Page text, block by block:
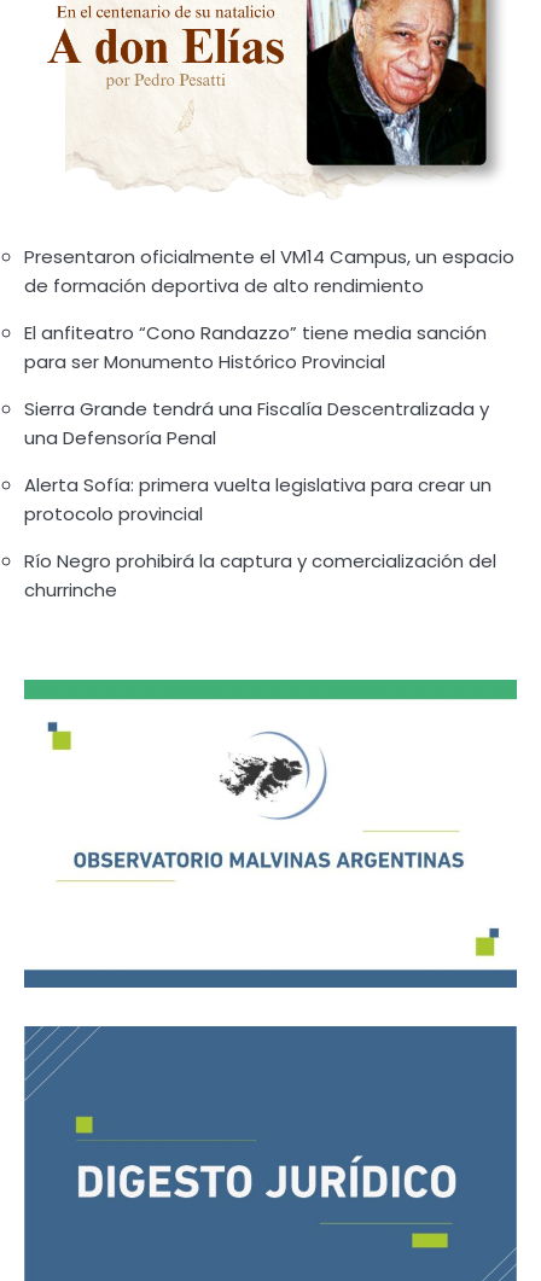
Presentaron oficialmente el VM14 Campus, un espacio
de formación deportiva de alto rendimiento
El anfiteatro “Cono Randazzo” tiene media sanción
para ser Monumento Histórico Provincial
Sierra Grande tendrá una Fiscalía Descentralizada y
una Defensoría Penal
Alerta Sofía: primera vuelta legislativa para crear un
protocolo provincial
Río Negro prohibirá la captura y comercialización del
churrinche